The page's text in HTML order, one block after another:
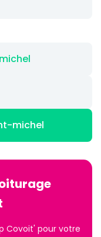
michel
Covoit' pour votre